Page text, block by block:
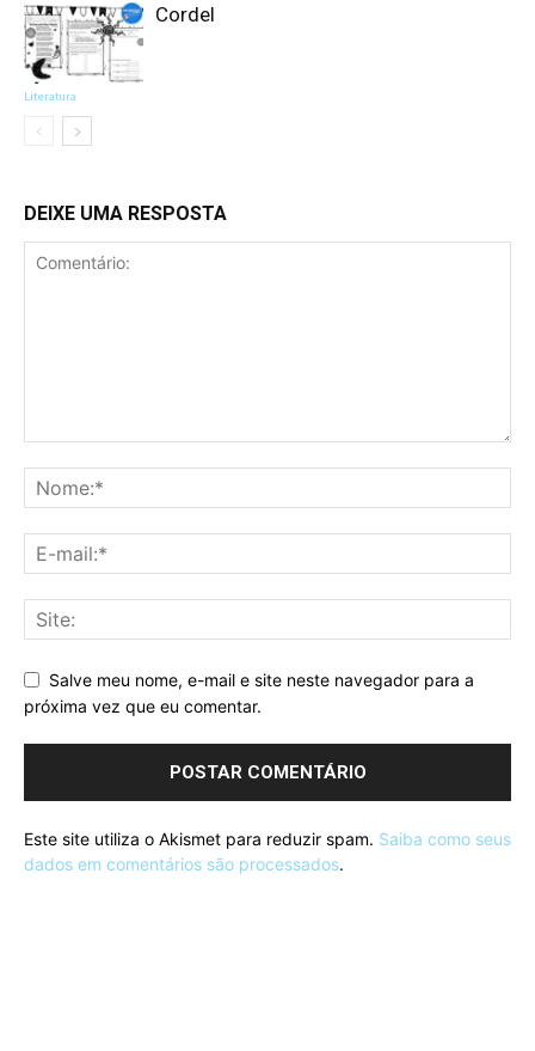
Literatura
Cordel
DEIXE UMA RESPOSTA
Salve meu nome, e-mail e site neste navegador para a
próxima vez que eu comentar.
Este site utiliza o Akismet para reduzir spam. Saiba como seus
dados em comentários são processados.